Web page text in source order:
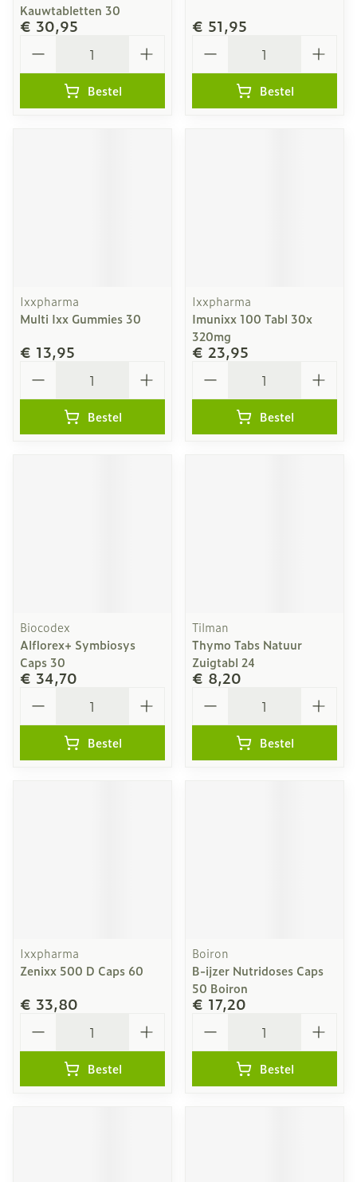
Kauwtabletten 30
€ 30,95
Bestel
€ 51,95
Bestel
Ixxpharma
Multi Ixx Gummies 30
€ 13,95
Bestel
Ixxpharma
Imunixx 100 Tabl 30x
320mg
€ 23,95
Bestel
Biocodex
Alflorex+ Symbiosys
Caps 30
€ 34,70
Bestel
Tilman
Thymo Tabs Natuur
Zuigtabl 24
€ 8,20
Bestel
Ixxpharma
Zenixx 500 D Caps 60
€ 33,80
Bestel
Boiron
B-ijzer Nutridoses Caps
50 Boiron
€ 17,20
Bestel